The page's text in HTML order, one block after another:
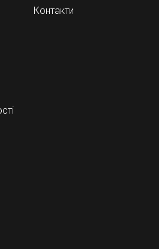
Контакти